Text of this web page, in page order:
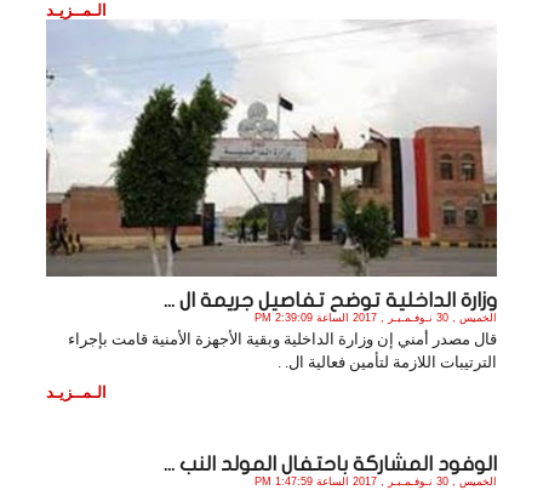
الـمــزيـد
وزارة الداخلية توضح تفاصيل جريمة ال ...
الخميس , 30 نـوفـمـبـر , 2017 الساعة 2:39:09 PM
قال مصدر أمني إن وزارة الداخلية وبقية الأجهزة الأمنية قامت بإجراء
الترتيبات اللازمة لتأمين فعالية ال. .
الـمــزيـد
الوفود المشاركة باحتفال المولد النب ...
الخميس , 30 نـوفـمـبـر , 2017 الساعة 1:47:59 PM